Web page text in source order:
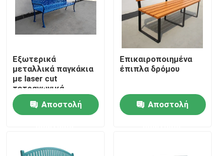
Σπίτι
Σχετικά με εμάς
Εξωτερικά
μεταλλικά παγκάκια
με laser cut
τετραγωνικά
ατσάλινα πόδια
ανθεκτικά και
ασφαλή
Αποστολή
Επικαιροποιημένα
έπιπλα δρόμου
Αποστολή